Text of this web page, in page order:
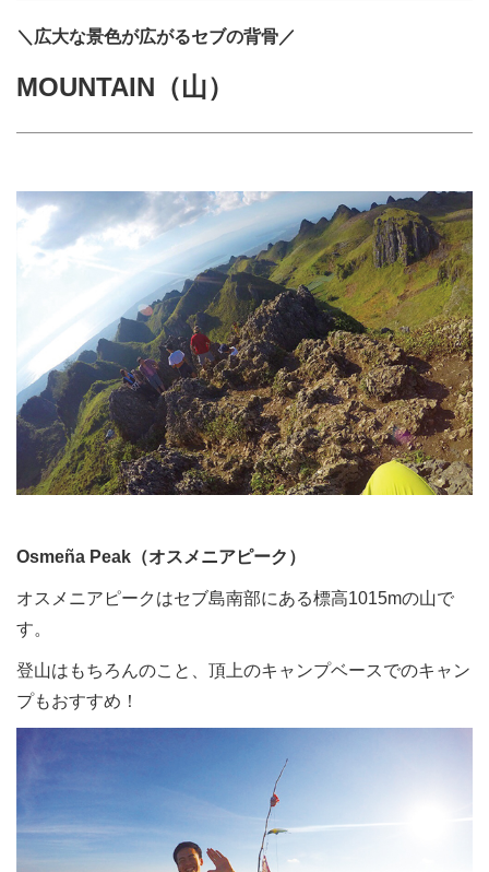
＼広大な景色が広がるセブの背骨／
MOUNTAIN（山）
Osmeña Peak（オスメニアピーク）
オスメニアピークはセブ島南部にある標高1015mの山で
す。
登山はもちろんのこと、頂上のキャンプベースでのキャン
プもおすすめ！